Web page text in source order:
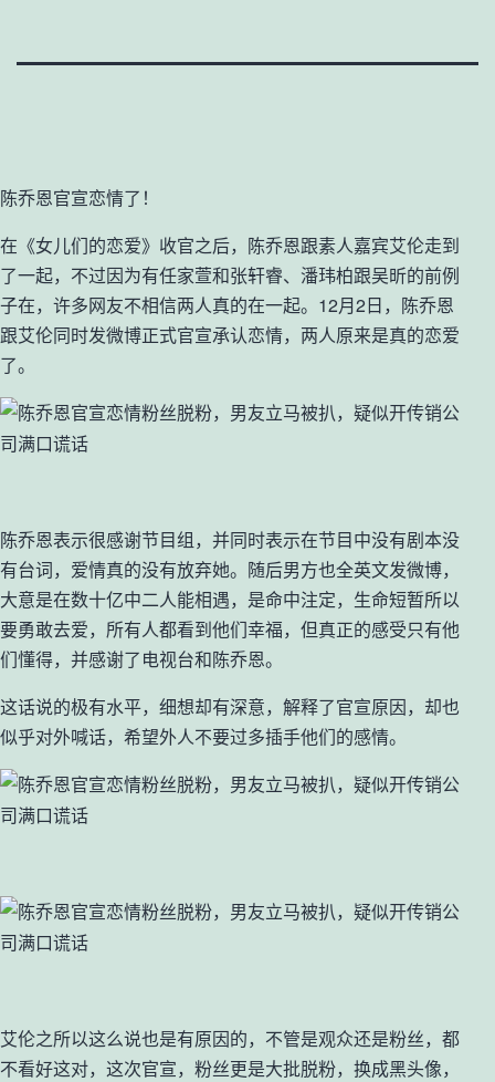
陈乔恩官宣恋情了！
在《女儿们的恋爱》收官之后，陈乔恩跟素人嘉宾艾伦走到
了一起，不过因为有任家萱和张轩睿、潘玮柏跟吴昕的前例
子在，许多网友不相信两人真的在一起。12月2日，陈乔恩
跟艾伦同时发微博正式官宣承认恋情，两人原来是真的恋爱
了。
陈乔恩表示很感谢节目组，并同时表示在节目中没有剧本没
有台词，爱情真的没有放弃她。随后男方也全英文发微博，
大意是在数十亿中二人能相遇，是命中注定，生命短暂所以
要勇敢去爱，所有人都看到他们幸福，但真正的感受只有他
们懂得，并感谢了电视台和陈乔恩。
这话说的极有水平，细想却有深意，解释了官宣原因，却也
似乎对外喊话，希望外人不要过多插手他们的感情。
艾伦之所以这么说也是有原因的，不管是观众还是粉丝，都
不看好这对，这次官宣，粉丝更是大批脱粉，换成黑头像，